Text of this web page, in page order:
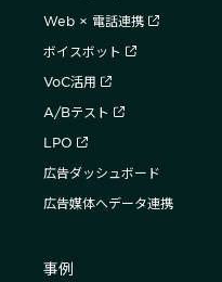
Web × 電話連携
ボイスボット
VoC活用
A/Bテスト
LPO
広告ダッシュボード
広告媒体へデータ連携
事例